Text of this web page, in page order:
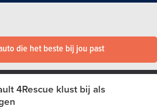
die het beste bij jou past
4Rescue klust bij als